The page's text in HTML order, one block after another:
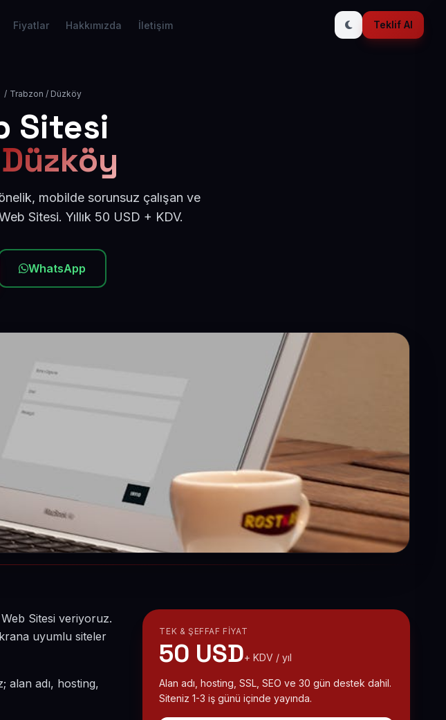
Fiyatlar Hakkımızda İletişim Teklif Al
/ Trabzon / Düzköy
Sitesi
mobilde sorunsuz çalışan ve
Sitesi. Yıllık 50 USD + KDV.
WhatsApp
Sitesi veriyoruz.
uyumlu siteler
alan adı, hosting,
TEK & ŞEFFAF FIYAT
50 USD+ KDV / yıl
Alan adı, hosting, SSL, SEO ve 30 gün destek dahil.
Siteniz 1-3 iş günü içinde yayında.